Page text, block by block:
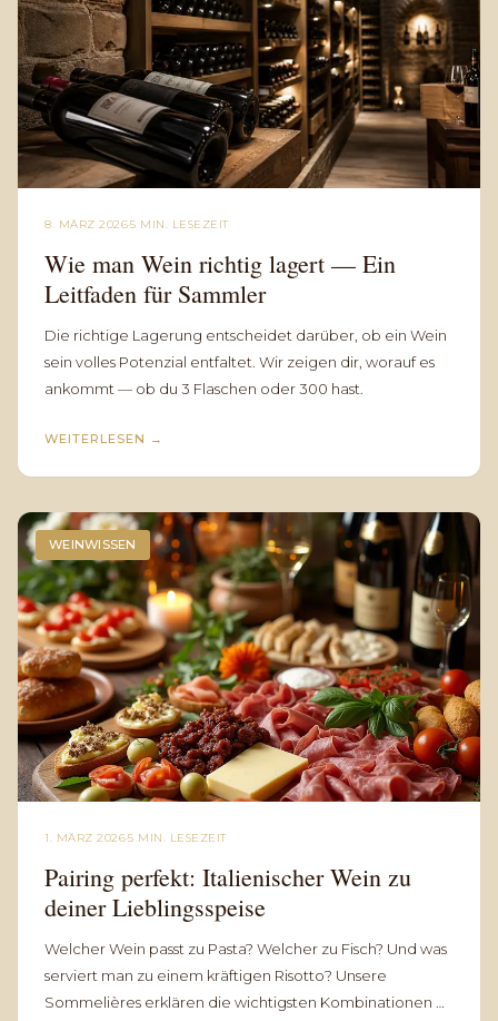
8. MÄRZ 2026·5 MIN. LESEZEIT
Wie man Wein richtig lagert — Ein
Leitfaden für Sammler
Die richtige Lagerung entscheidet darüber, ob ein Wein
sein volles Potenzial entfaltet. Wir zeigen dir, worauf es
ankommt — ob du 3 Flaschen oder 300 hast.
WEITERLESEN →
WEINWISSEN
1. MÄRZ 2026·5 MIN. LESEZEIT
Pairing perfekt: Italienischer Wein zu
deiner Lieblingsspeise
Welcher Wein passt zu Pasta? Welcher zu Fisch? Und was
serviert man zu einem kräftigen Risotto? Unsere
Sommelières erklären die wichtigsten Kombinationen —